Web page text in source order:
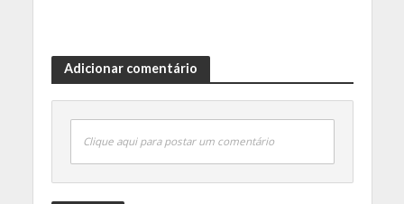
Adicionar comentário
Clique aqui para postar um comentário